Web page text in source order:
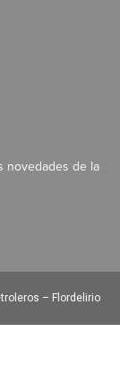
novedades de la
– Flordelirio